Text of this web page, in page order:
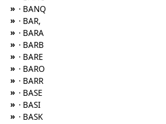
» · BANQ
» · BAR,
» · BARA
» · BARB
» · BARE
» · BARO
» · BARR
» · BASE
» · BASI
» · BASK